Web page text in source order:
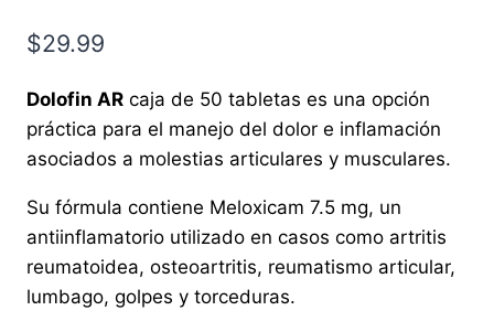
$29.99
Dolofin AR caja de 50 tabletas es una opción
práctica para el manejo del dolor e inflamación
asociados a molestias articulares y musculares.
Su fórmula contiene Meloxicam 7.5 mg, un
antiinflamatorio utilizado en casos como artritis
reumatoidea, osteoartritis, reumatismo articular,
lumbago, golpes y torceduras.